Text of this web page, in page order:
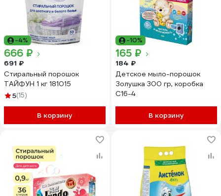
-4%
666 ₽
691 ₽
Стиральный порошок
ТАЙФУН 1 кг 181015
5(15)
В корзину
-10%
165 ₽
184 ₽
Детское мыло-порошок
Золушка 300 гр, коробка
С16-4
В корзину